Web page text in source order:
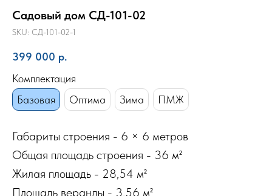
Садовый дом СД-101-02
SKU: СД-101-02-1
399 000 р.
Комплектация
Базовая
Оптима Зима ПМЖ
Габариты строения - 6 × 6 метров
Общая площадь строения - 36 м²
Жилая площадь - 28,54 м²
Площадь веранды - 3,56 м²